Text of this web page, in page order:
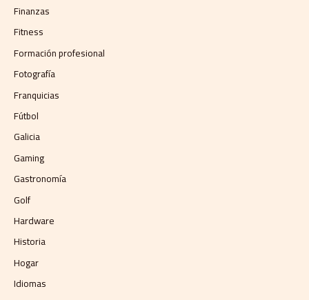
Finanzas
Fitness
Formación profesional
Fotografía
Franquicias
Fútbol
Galicia
Gaming
Gastronomía
Golf
Hardware
Historia
Hogar
Idiomas